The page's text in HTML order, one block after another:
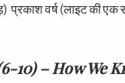
वर्ष (लाइट की एक
– How We